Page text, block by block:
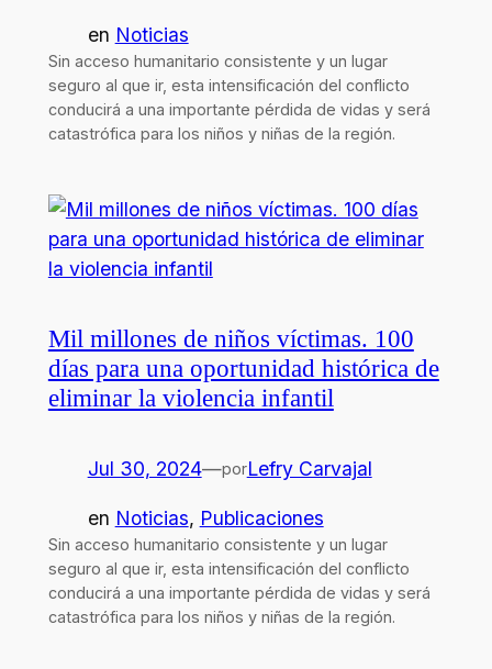
en Noticias
Sin acceso humanitario consistente y un lugar
seguro al que ir, esta intensificación del conflicto
conducirá a una importante pérdida de vidas y será
catastrófica para los niños y niñas de la región.
Mil millones de niños víctimas. 100
días para una oportunidad histórica de
eliminar la violencia infantil
Jul 30, 2024—porLefry Carvajal
en Noticias, Publicaciones
Sin acceso humanitario consistente y un lugar
seguro al que ir, esta intensificación del conflicto
conducirá a una importante pérdida de vidas y será
catastrófica para los niños y niñas de la región.